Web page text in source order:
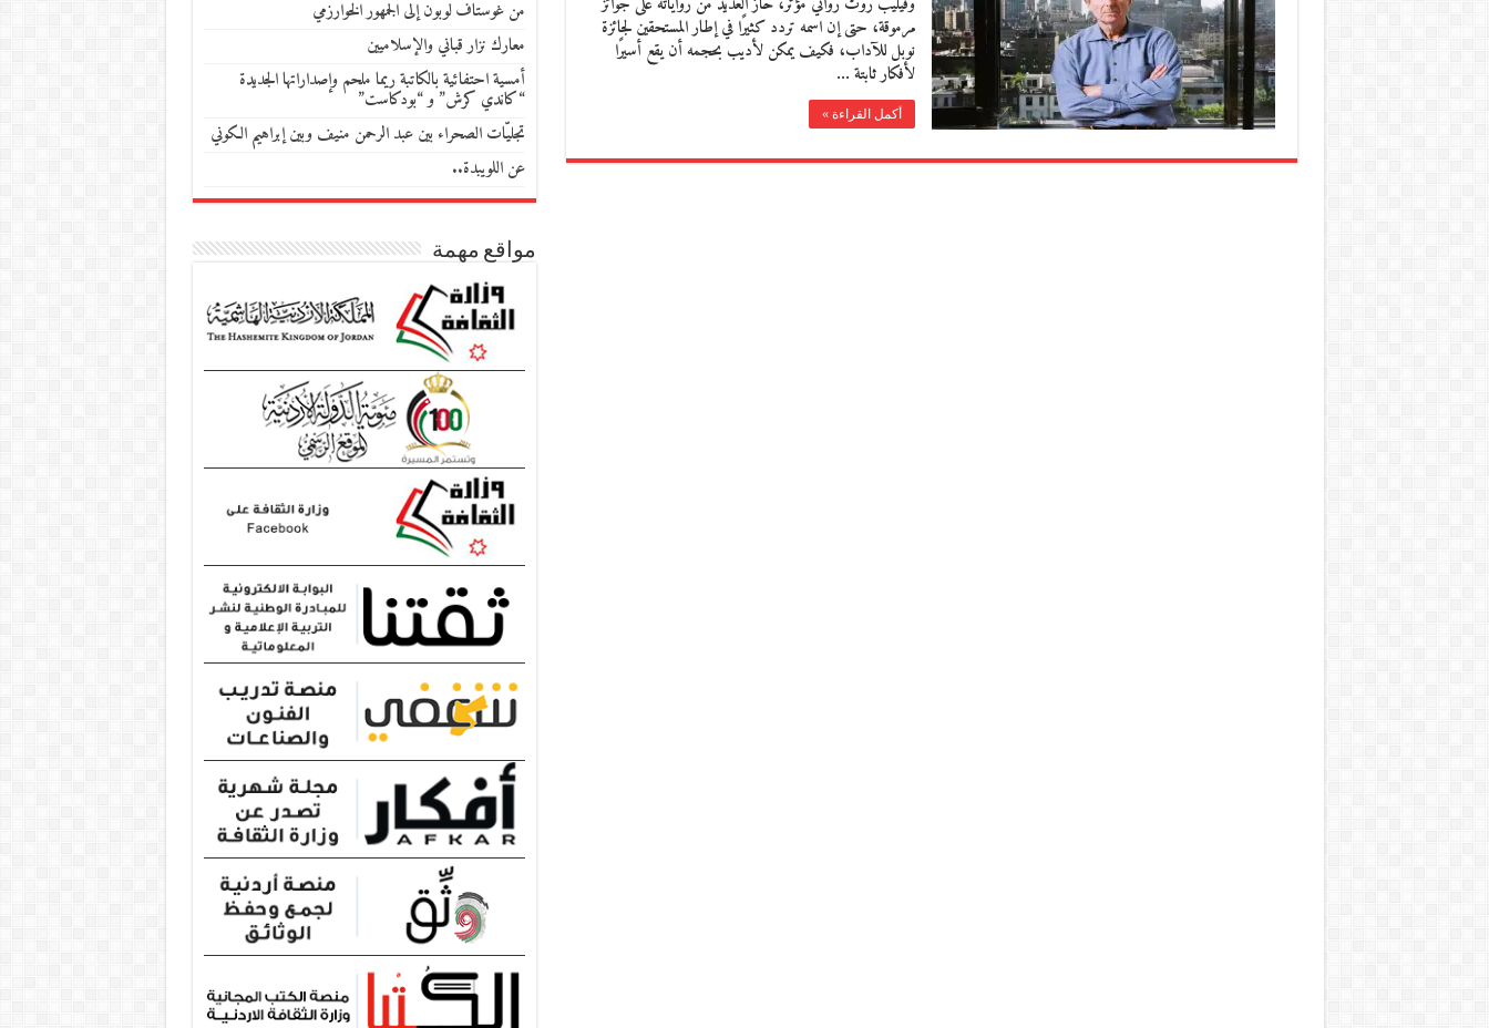
مرموقة، حتى إن اسمه تردد كثيرًا في إطار المستحقين لجائزة
نوبل للآداب، فكيف يمكن لأديب بحجمه أن يقع أسيرًا
لأفكار ثابتة …
أكمل القراءة »
من غوستاف لوبون إلى الجمهور الخوارزمي
معارك نزار قباني والإسلاميين
أمسية احتفائية بالكاتبة ريما ملحم وإصداراتها الجديدة
“كاندي كرش” و “بودكاست”
تجليّات الصحراء بين عبد الرحمن منيف وبين إبراهيم الكوني
عن اللويبدة..
مواقع مهمة